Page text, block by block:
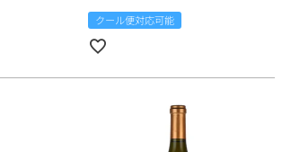
その他
リング ロゼワイン
ワインセット
円
80,000円〜99,999円
LINE
クール便対応可能